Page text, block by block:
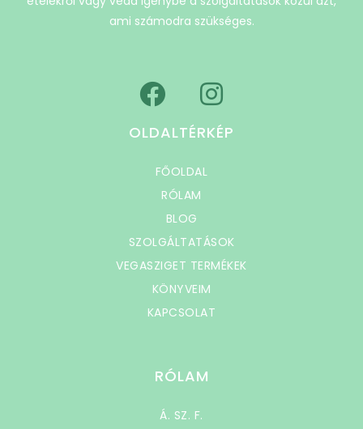
ami számodra szükséges.
OLDALTÉRKÉP
FŐOLDAL
RÓLAM
BLOG
SZOLGÁLTATÁSOK
VEGASZIGET TERMÉKEK
KÖNYVEIM
KAPCSOLAT
RÓLAM
Á. SZ. F.